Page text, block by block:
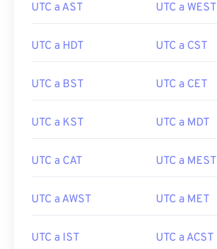
UTC a AST UTC a WEST
UTC a HDT UTC a CST
UTC a BST UTC a CET
UTC a KST UTC a MDT
UTC a CAT UTC a MEST
UTC a AWST UTC a MET
UTC a IST UTC a ACST